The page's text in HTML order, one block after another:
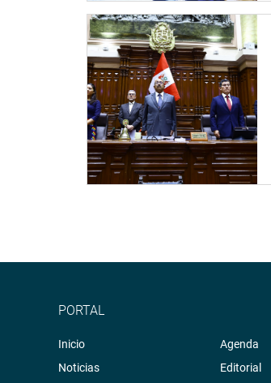
PORTAL
Inicio
Noticias
Agenda
Editorial